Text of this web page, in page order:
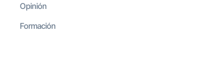
Opinión
Formación